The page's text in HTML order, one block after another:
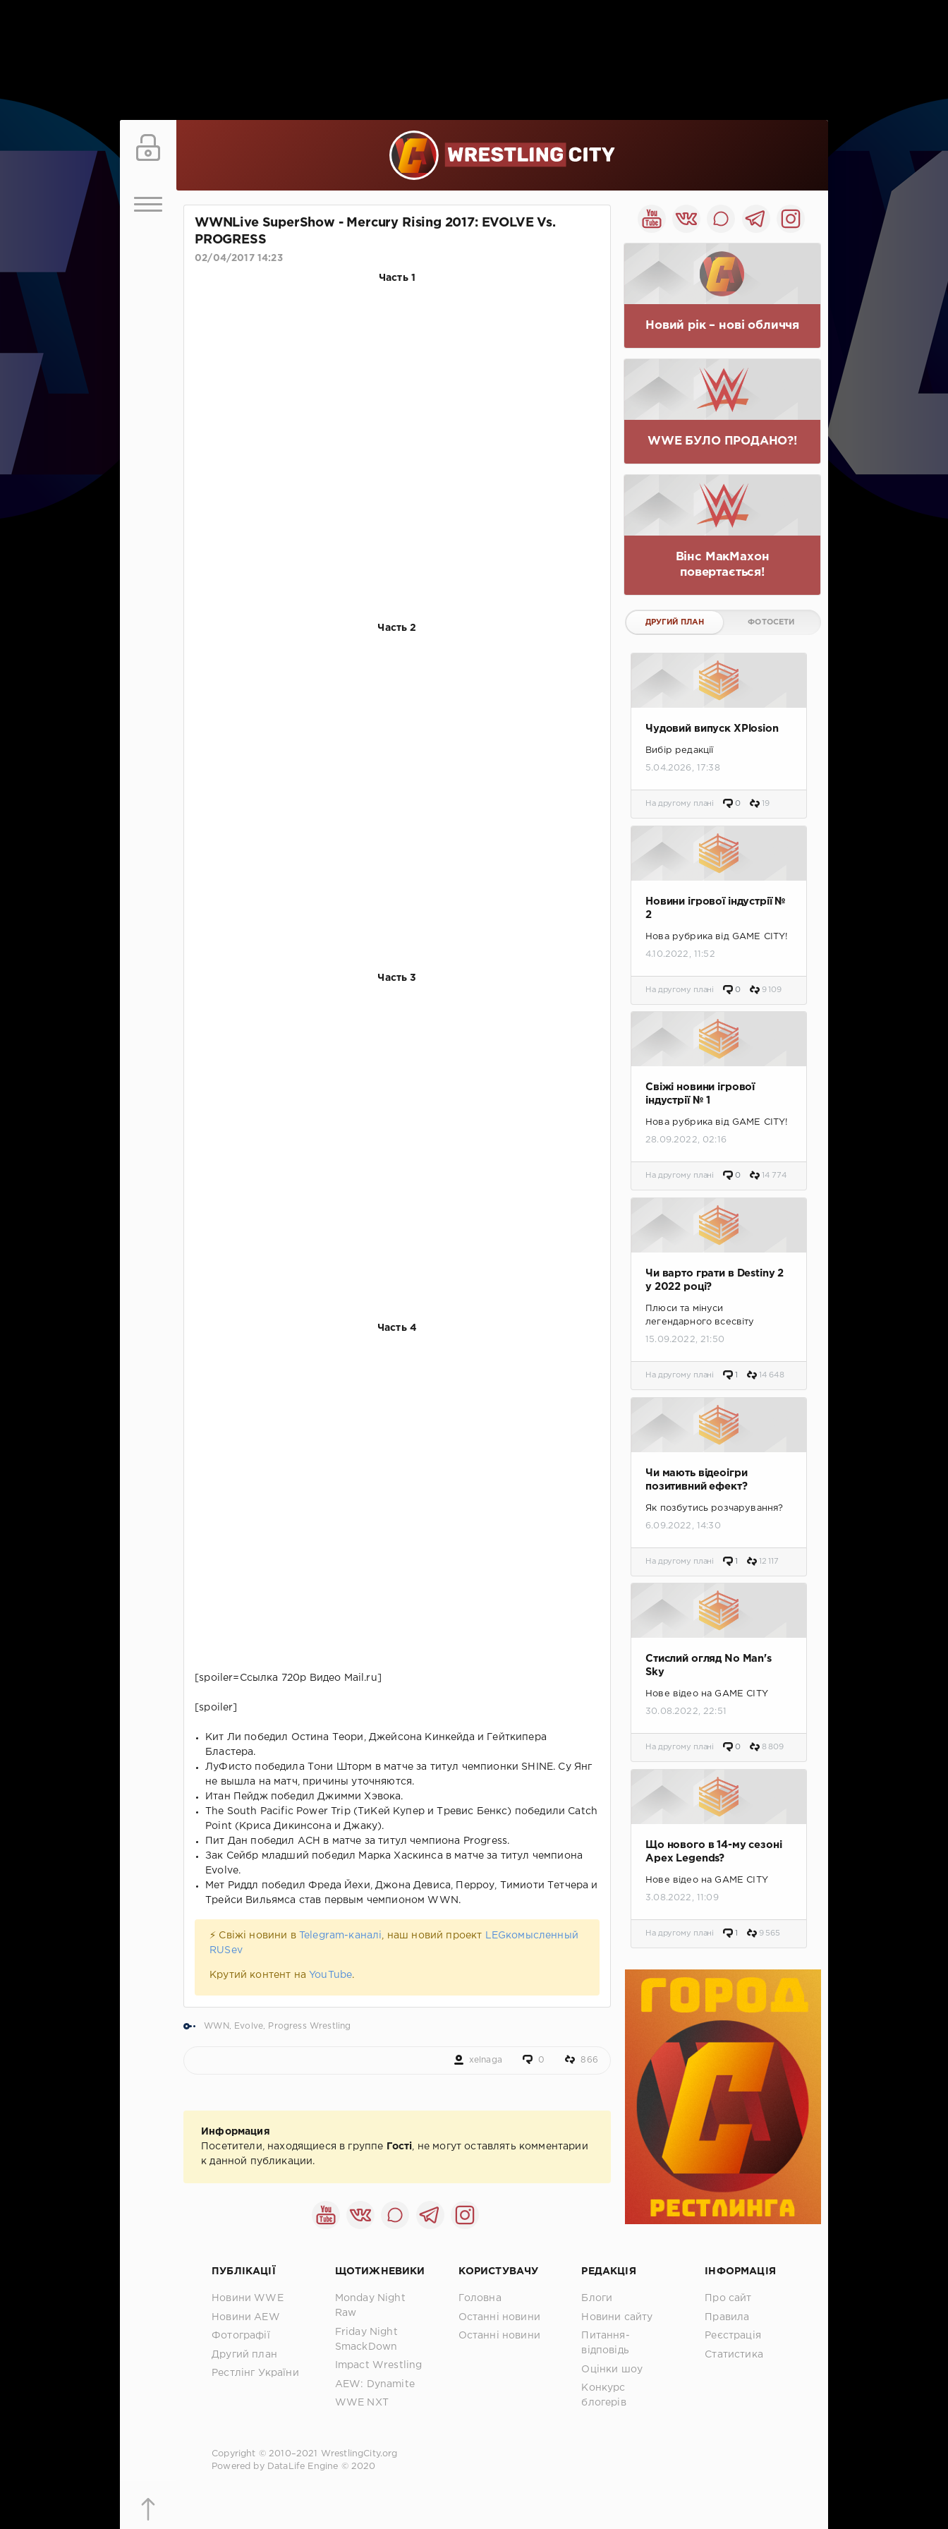
WWNLive SuperShow - Mercury Rising 2017: EVOLVE Vs.
PROGRESS
02/04/2017 14:23
Часть 1
Часть 2
Часть 3
Часть 4
[spoiler=Ссылка 720р Видео Mail.ru]
[spoiler]
Кит Ли победил Остина Теори, Джейсона Кинкейда и Гейткипера
Бластера.
ЛуФисто победила Тони Шторм в матче за титул чемпионки SHINE. Су Янг
не вышла на матч, причины уточняются.
Итан Пейдж победил Джимми Хэвока.
The South Pacific Power Trip (ТиКей Купер и Тревис Бенкс) победили Catch
Point (Криса Дикинсона и Джаку).
Пит Дан победил АСН в матче за титул чемпиона Progress.
Зак Сейбр младший победил Марка Хаскинса в матче за титул чемпиона
Evolve.
Мет Риддл победил Фреда Йехи, Джона Девиса, Перроу, Тимиоти Тетчера и
Трейси Вильямса став первым чемпионом WWN.
⚡ Свіжі новини в Telegram-каналі , наш новий проект
LEGкомысленный
RUSev
Крутий контент на YouTube.
WWN, Evolve, Progress Wrestling
xelnaga 0 866
Информация
Посетители, находящиеся в группе
Гості
, не могут оставлять комментарии
к данной публикации.
Новий рік – нові обличчя
WWE БУЛО ПРОДАНО?!
Вінс МакМахон
повертається!
ДРУГИЙ ПЛАН ФОТОСЕТИ
Чудовий випуск XPlosion
Вибір редакції
5.04.2026, 17:38
На другому плані 0 19
Новини ігрової індустрії №
2
Нова рубрика від GAME CITY!
4.10.2022, 11:52
На другому плані 0 9 109
Свіжі новини ігрової
індустрії № 1
Нова рубрика від GAME CITY!
28.09.2022, 02:16
На другому плані 0 14 774
Чи варто грати в Destiny 2
у 2022 році?
Плюси та мінуси
легендарного всесвіту
15.09.2022, 21:50
На другому плані 1 14 648
Чи мають відеоігри
позитивний ефект?
Як позбутись розчарування?
6.09.2022, 14:30
На другому плані 1 12 117
Стислий огляд No Man's
Sky
Нове відео на GAME CITY
30.08.2022, 22:51
На другому плані 0 8 809
Що нового в 14-му сезоні
Apex Legends?
Нове відео на GAME CITY
3.08.2022, 11:09
На другому плані 1 9 565
ПУБЛІКАЦІЇ
Новини WWE
Новини AEW
Фотографії
Другий план
Рестлінг України
ЩОТИЖНЕВИКИ
Monday Night
Raw
Friday Night
SmackDown
Impact Wrestling
AEW: Dynamite
WWE NXT
КОРИСТУВАЧУ
Головна
Останні новини
Останні новини
РЕДАКЦІЯ
Блоги
Новини сайту
Питання-
відповідь
Оцінки шоу
Конкурс
блогерів
ІНФОРМАЦІЯ
Про сайт
Правила
Реєстрація
Статистика
Copyright © 2010–2021
WrestlingCity.org
Powered by DataLife Engine © 2020